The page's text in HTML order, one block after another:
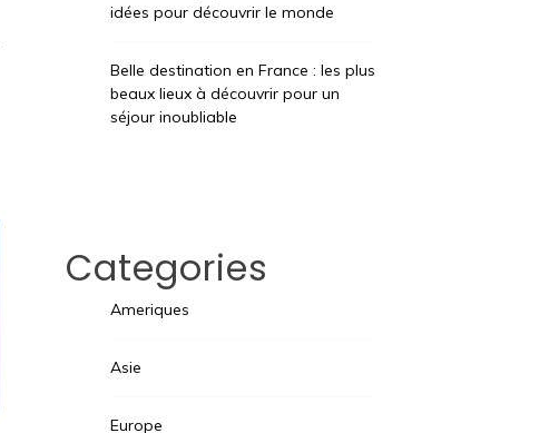
idées pour découvrir le monde
Belle destination en France : les plus
beaux lieux à découvrir pour un
séjour inoubliable
Categories
Ameriques
Asie
Europe